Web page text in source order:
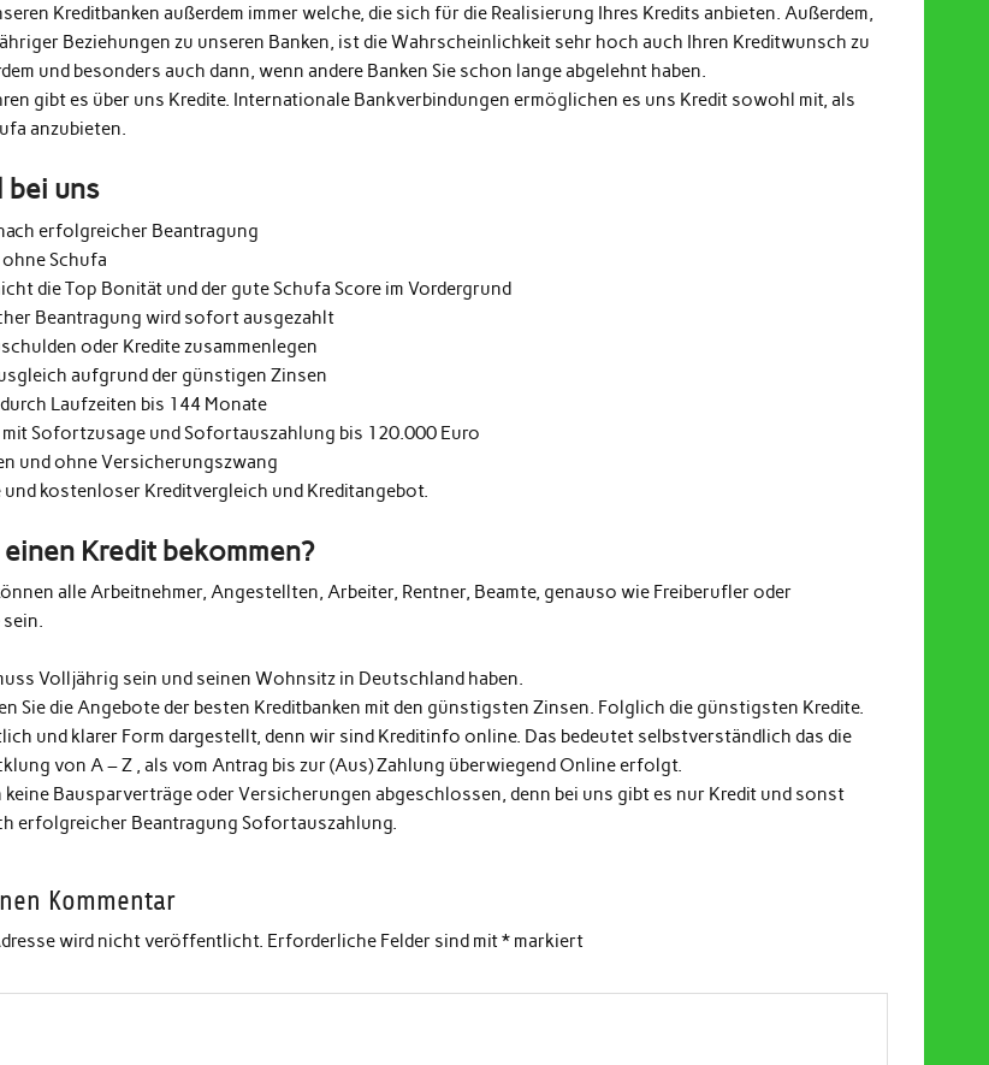
Kreditbanken außerdem immer welche, die sich für die Realisierung Ihres Kredits anbieten. Außerdem,
Beziehungen zu unseren Banken, ist die Wahrscheinlichkeit sehr hoch auch Ihren Kreditwunsch zu
und besonders auch dann, wenn andere Banken Sie schon lange abgelehnt haben.
gibt es über uns Kredite. Internationale Bankverbindungen ermöglichen es uns Kredit sowohl mit, als
anzubieten.
bei uns
erfolgreicher Beantragung
Schufa
die Top Bonität und der gute Schufa Score im Vordergrund
Beantragung wird sofort ausgezahlt
oder Kredite zusammenlegen
aufgrund der günstigen Zinsen
Laufzeiten bis 144 Monate
Sofortzusage und Sofortauszahlung bis 120.000 Euro
und ohne Versicherungszwang
kostenloser Kreditvergleich und Kreditangebot.
Kredit bekommen?
alle Arbeitnehmer, Angestellten, Arbeiter, Rentner, Beamte, genauso wie Freiberufler oder
Volljährig sein und seinen Wohnsitz in Deutschland haben.
Sie die Angebote der besten Kreditbanken mit den günstigsten Zinsen. Folglich die günstigsten Kredite.
und klarer Form dargestellt, denn wir sind Kreditinfo online. Das bedeutet selbstverständlich das die
von A – Z , als vom Antrag bis zur (Aus) Zahlung überwiegend Online erfolgt.
keine Bausparverträge oder Versicherungen abgeschlossen, denn bei uns gibt es nur Kredit und sonst
erfolgreicher Beantragung Sofortauszahlung.
Kommentar
wird nicht veröffentlicht. Erforderliche Felder sind mit* markiert